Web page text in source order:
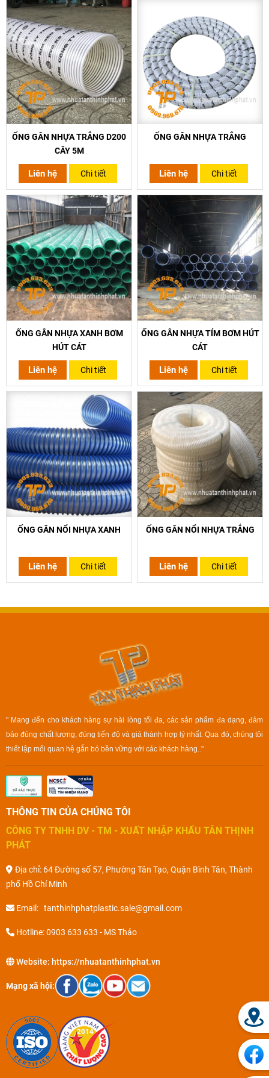
ỐNG GÂN NHỰA TRẮNG D200
CÂY 5M
Liên hệ Chi tiết
ỐNG GÂN NHỰA TRẮNG
Liên hệ Chi tiết
ỐNG GÂN NHỰA XANH BƠM
HÚT CÁT
Liên hệ Chi tiết
ỐNG GÂN NHỰA TÍM BƠM HÚT
CÁT
Liên hệ Chi tiết
ỐNG GÂN NỔI NHỰA XANH
Liên hệ Chi tiết
ỐNG GÂN NỔI NHỰA TRẮNG
Liên hệ Chi tiết
" Mang đến cho khách hàng sự hài lòng tối đa, các sản phẩm đa dạng, đảm
bảo đúng chất lượng, đúng tiến độ và giá thành hợp lý nhất. Qua đó, chúng tôi
thiết lập mối quan hệ gắn bó bền vững với các khách hàng.."
THÔNG TIN CỦA CHÚNG TÔI
CÔNG TY TNHH DV - TM - XUẤT NHẬP KHẨU TÂN THỊNH
PHÁT
Địa chỉ: 64 Đường số 57, Phường Tân Tạo, Quận Bình Tân, Thành
phố Hồ Chí Minh
Email: tanthinhphatplastic.sale@gmail.com
Hotline: 0903 633 633 - MS Thảo
Website: https://nhuatanthinhphat.vn
Mạng xã hội: